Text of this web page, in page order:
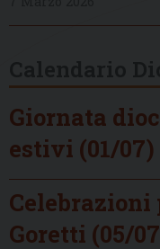
Giornata
estivi (01/07)
Celebrazioni
Goretti (05/